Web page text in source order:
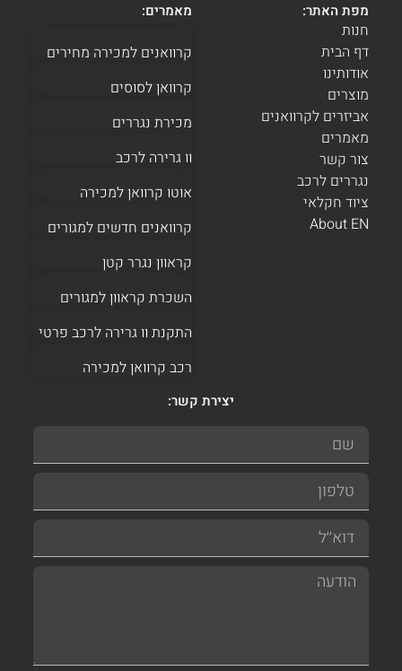
מפת האתר:
חנות
דף הבית
אודותינו
מוצרים
אביזרים לקרוואנים
מאמרים
צור קשר
נגררים לרכב
ציוד חקלאי
About EN
מאמרים:
קרוואנים למכירה מחירים
קרוואן לסוסים
מכירת נגררים
וו גרירה לרכב
אוטו קרוואן למכירה
קרוואנים חדשים למגורים
קראוון נגרר קטן
השכרת קראוון למגורים
התקנת וו גרירה לרכב פרטי
רכב קרוואן למכירה
יצירת קשר: